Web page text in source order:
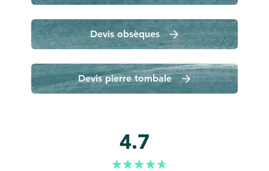
Devis obsèques
Devis pierre tombale
4.7